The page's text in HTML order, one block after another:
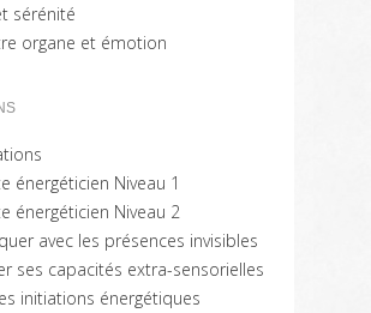
sérénité
organe et émotion
énergéticien Niveau 1
énergéticien Niveau 2
avec les présences invisibles
ses capacités extra-sensorielles
initiations énergétiques